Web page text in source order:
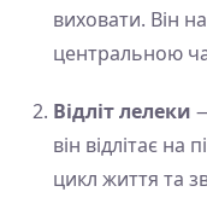
виховати. Він
центральною
Відліт лелеки
він відлітає
цикл життя та